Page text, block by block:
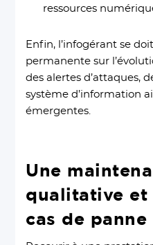
ressources
Enfin, l’infogérant se
permanente sur
des alertes d’attaques,
système d’information
émergentes.
Une
qualitative et
cas de panne